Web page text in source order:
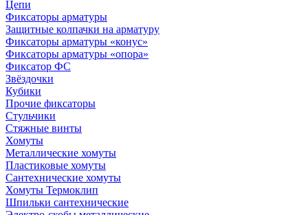
Цепи
Фиксаторы арматуры
Защитные колпачки на арматуру
Фиксаторы арматуры «конус»
Фиксаторы арматуры «опора»
Фиксатор ФС
Звёздочки
Кубики
Прочие фиксаторы
Стульчики
Стяжные винты
Хомуты
Металлические хомуты
Пластиковые хомуты
Сантехнические хомуты
Хомуты Термоклип
Шпильки сантехнические